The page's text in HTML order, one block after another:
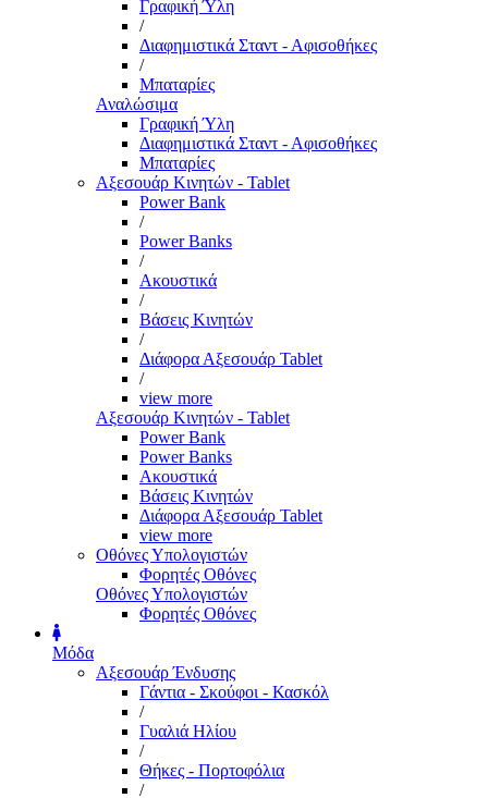
Γραφική Ύλη
/
Διαφημιστικά Σταντ - Αφισοθήκες
/
Μπαταρίες
Αναλώσιμα
Γραφική Ύλη
Διαφημιστικά Σταντ - Αφισοθήκες
Μπαταρίες
Αξεσουάρ Κινητών - Tablet
Power Bank
/
Power Banks
/
Ακουστικά
/
Βάσεις Κινητών
/
Διάφορα Αξεσουάρ Tablet
/
view more
Αξεσουάρ Κινητών - Tablet
Power Bank
Power Banks
Ακουστικά
Βάσεις Κινητών
Διάφορα Αξεσουάρ Tablet
view more
Οθόνες Υπολογιστών
Φορητές Οθόνες
Οθόνες Υπολογιστών
Φορητές Οθόνες
Μόδα
Αξεσουάρ Ένδυσης
Γάντια - Σκούφοι - Κασκόλ
/
Γυαλιά Ηλίου
/
Θήκες - Πορτοφόλια
/